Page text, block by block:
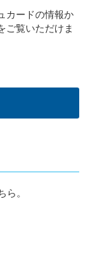
カードの情報か
ご覧いただけま
。